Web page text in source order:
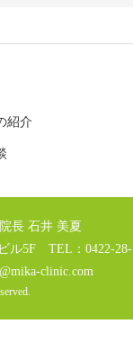
紹介
長 石井 美夏
ル5F TEL：0422-28-
clinic.com